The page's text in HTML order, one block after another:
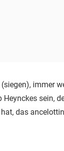
immer
sein,
das